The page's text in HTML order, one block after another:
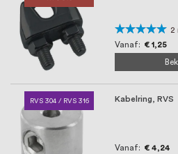
Waardering:
100%
2
Vanaf
€ 1,25
RVS 304 / RVS 316 Kabelring, RVS
Vanaf € 4,24